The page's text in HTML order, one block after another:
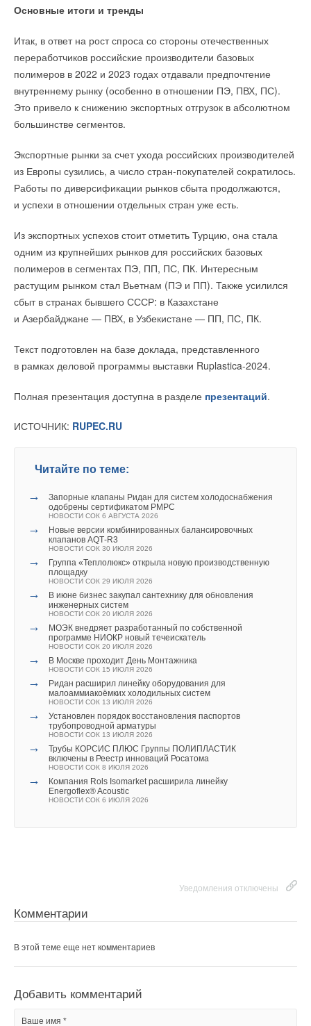
Основные итоги и тренды
Итак, в ответ на рост спроса со стороны отечественных
переработчиков российские производители базовых
полимеров в 2022 и 2023 годах отдавали предпочтение
внутреннему рынку (особенно в отношении ПЭ, ПВХ, ПС).
Это привело к снижению экспортных отгрузок в абсолютном
большинстве сегментов.
Экспортные рынки за счет ухода российских производителей
из Европы сузились, а число стран-покупателей сократилось.
Работы по диверсификации рынков сбыта продолжаются,
и успехи в отношении отдельных стран уже есть.
Из экспортных успехов стоит отметить Турцию, она стала
одним из крупнейших рынков для российских базовых
полимеров в сегментах ПЭ, ПП, ПС, ПК. Интересным
растущим рынком стал Вьетнам (ПЭ и ПП). Также усилился
сбыт в странах бывшего СССР: в Казахстане
и Азербайджане — ПВХ, в Узбекистане — ПП, ПС, ПК.
Текст подготовлен на базе доклада, представленного
в рамках деловой программы выставки Ruplastica-2024.
Полная презентация доступна в разделе презентаций.
ИСТОЧНИК: RUPEC.RU
Читайте по теме:
→
Запорные клапаны Ридан для систем холодоснабжения
одобрены сертификатом РМРС
НОВОСТИ СОК 6 АВГУСТА 2026
→
Новые версии комбинированных балансировочных
клапанов AQT‑R3
НОВОСТИ СОК 30 ИЮЛЯ 2026
→
Группа «Теплолюкс» открыла новую производственную
площадку
НОВОСТИ СОК 29 ИЮЛЯ 2026
→
В июне бизнес закупал сантехнику для обновления
инженерных систем
НОВОСТИ СОК 20 ИЮЛЯ 2026
→
МОЭК внедряет разработанный по собственной
программе НИОКР новый течеискатель
НОВОСТИ СОК 20 ИЮЛЯ 2026
→ В Москве проходит День Монтажника
НОВОСТИ СОК 15 ИЮЛЯ 2026
→
Ридан расширил линейку оборудования для
малоаммиакоёмких холодильных систем
НОВОСТИ СОК 13 ИЮЛЯ 2026
→
Установлен порядок восстановления паспортов
трубопроводной арматуры
НОВОСТИ СОК 13 ИЮЛЯ 2026
→
Трубы КОРСИС ПЛЮС Группы ПОЛИПЛАСТИК
включены в Реестр инноваций Росатома
НОВОСТИ СОК 8 ИЮЛЯ 2026
→
Компания Rols Isomarket расширила линейку
Energoflex® Acoustic
НОВОСТИ СОК 6 ИЮЛЯ 2026
Уведомления отключены
Комментарии
В этой теме еще нет комментариев
Добавить комментарий
Ваше имя *